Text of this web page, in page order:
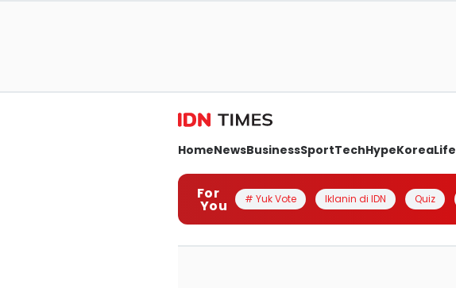
HomeNewsBusinessSportTechHypeKoreaLife
For
You # Yuk Vote Iklanin di IDN Quiz